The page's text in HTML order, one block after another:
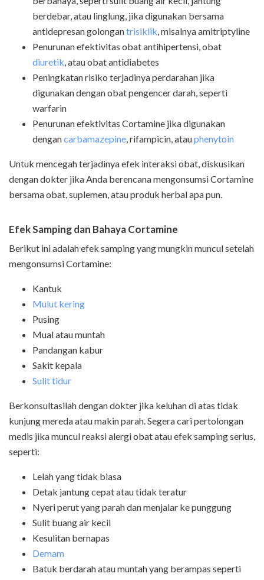
berdebar, atau linglung, jika digunakan bersama
antidepresan golongantrisiklik, misalnya amitriptyline
Penurunan efektivitas obat antihipertensi, obat
diuretik, atau obat antidiabetes
Peningkatan risiko terjadinya perdarahan jika
digunakan dengan obat pengencer darah, seperti
warfarin
Penurunan efektivitas Cortamine jika digunakan
dengancarbamazepine, rifampicin, atauphenytoin
Untuk mencegah terjadinya efek interaksi obat, diskusikan
dengan dokter jika Anda berencana mengonsumsi Cortamine
bersama obat, suplemen, atau produk herbal apa pun.
Efek Samping dan Bahaya Cortamine
Berikut ini adalah efek samping yang mungkin muncul setelah
mengonsumsi Cortamine:
Kantuk
Mulut kering
Pusing
Mual atau muntah
Pandangan kabur
Sakit kepala
Sulit tidur
Berkonsultasilah dengan dokter jika keluhan di atas tidak
kunjung mereda atau makin parah. Segera cari pertolongan
medis jika muncul reaksi alergi obat atau efek samping serius,
seperti:
Lelah yang tidak biasa
Detak jantung cepat atau tidak teratur
Nyeri perut yang parah dan menjalar ke punggung
Sulit buang air kecil
Kesulitan bernapas
Demam
Batuk berdarah atau muntah yang berampas seperti